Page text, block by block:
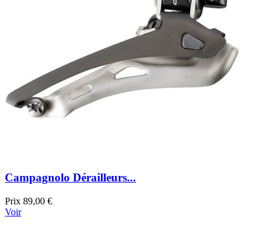
Campagnolo Dérailleurs...
Prix 89,00 €
Voir